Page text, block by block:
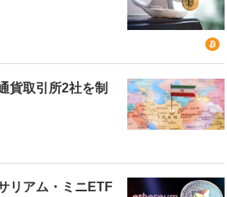
貨取引所2社を制
リアム・ミニETF